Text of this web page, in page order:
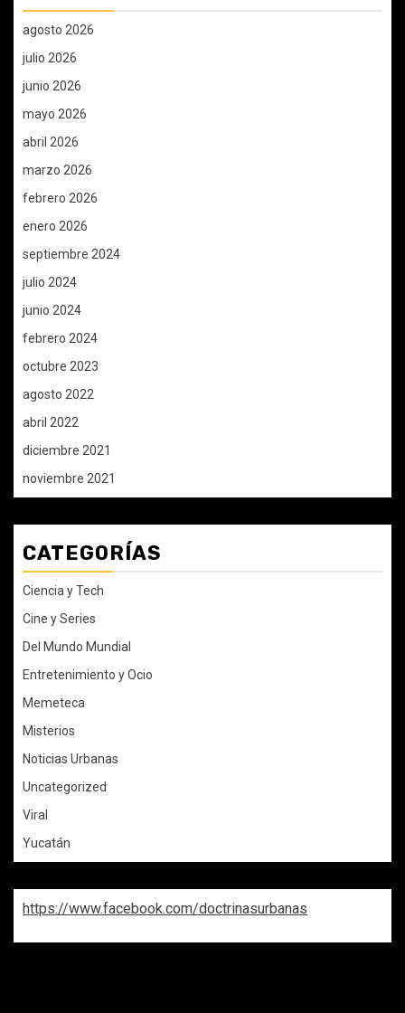
agosto 2026
julio 2026
junio 2026
mayo 2026
abril 2026
marzo 2026
febrero 2026
enero 2026
septiembre 2024
julio 2024
junio 2024
febrero 2024
octubre 2023
agosto 2022
abril 2022
diciembre 2021
noviembre 2021
CATEGORÍAS
Ciencia y Tech
Cine y Series
Del Mundo Mundial
Entretenimiento y Ocio
Memeteca
Misterios
Noticias Urbanas
Uncategorized
Viral
Yucatán
https://www.facebook.com/doctrinasurbanas